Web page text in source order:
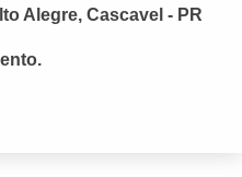
Alegre, Cascavel - PR